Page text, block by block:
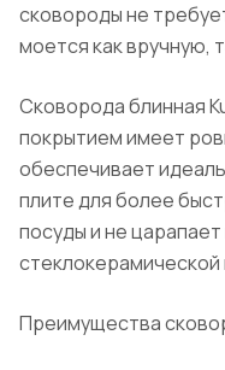
сковороды не
моется как вручную,
Сковорода блинная
покрытием имеет
обеспечивает
плите для более
посуды и не
стеклокерамической
Преимущества